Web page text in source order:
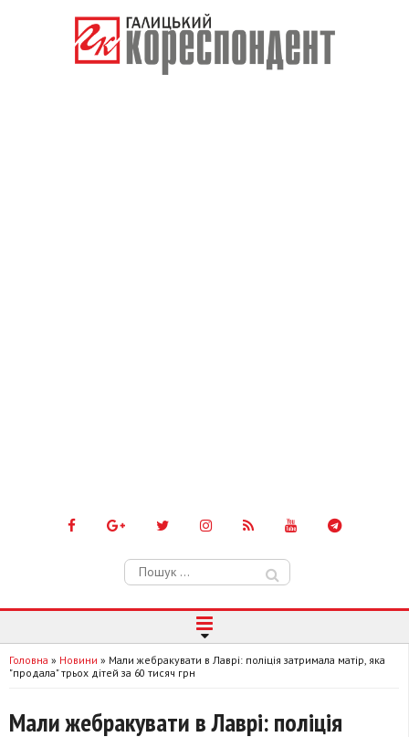
Пошук:
Головна » Новини » Мали жебракувати в Лаврі: поліція затримала матір, яка
"продала" трьох дітей за 60 тисяч грн
Мали жебракувати в Лаврі: поліція